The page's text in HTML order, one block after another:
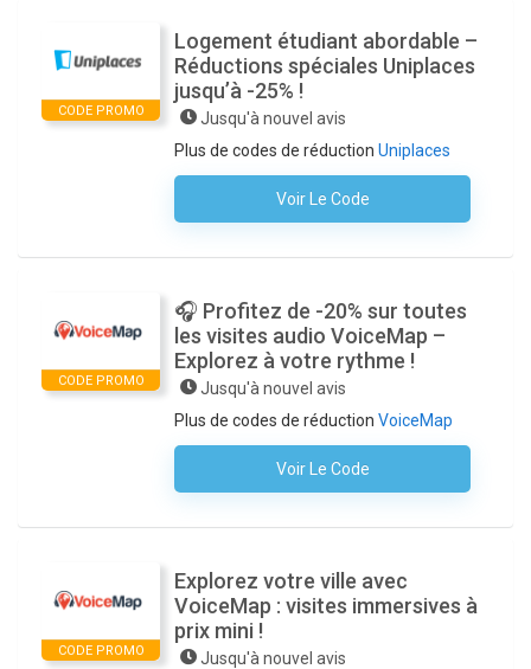
CODE PROMO
Logement étudiant abordable –
Réductions spéciales Uniplaces
jusqu’à -25% !
Jusqu'à nouvel avis
Plus de codes de réduction Uniplaces
Voir Le Code
Aucun Code N'est Nécessaire
CODE PROMO
🎧 Profitez de -20% sur toutes
les visites audio VoiceMap –
Explorez à votre rythme !
Jusqu'à nouvel avis
Plus de codes de réduction VoiceMap
Voir Le Code
Aucun Code N'est Nécessaire
CODE PROMO
Explorez votre ville avec
VoiceMap : visites immersives à
prix mini !
Jusqu'à nouvel avis